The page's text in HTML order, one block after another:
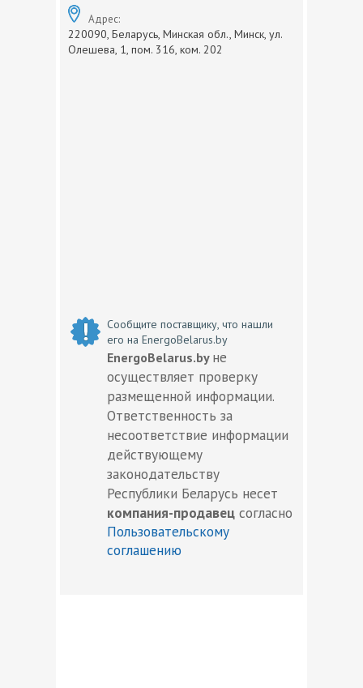
Адрес:
220090, Беларусь, Минская обл., Минск, ул.
Олешева, 1, пом. 316, ком. 202
Сообщите поставщику, что нашли
его на EnergoBelarus.by
EnergoBelarus.by не
осуществляет проверку
размещенной информации.
Ответственность за
несоответствие информации
действующему
законодательству
Республики Беларусь несет
компания-продавец согласно
Пользовательскому
соглашению